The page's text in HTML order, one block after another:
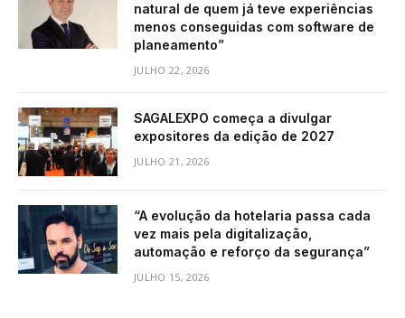
natural de quem já teve experiências
menos conseguidas com software de
planeamento”
JULHO 22, 2026
SAGALEXPO começa a divulgar
expositores da edição de 2027
JULHO 21, 2026
“A evolução da hotelaria passa cada
vez mais pela digitalização,
automação e reforço da segurança”
JULHO 15, 2026